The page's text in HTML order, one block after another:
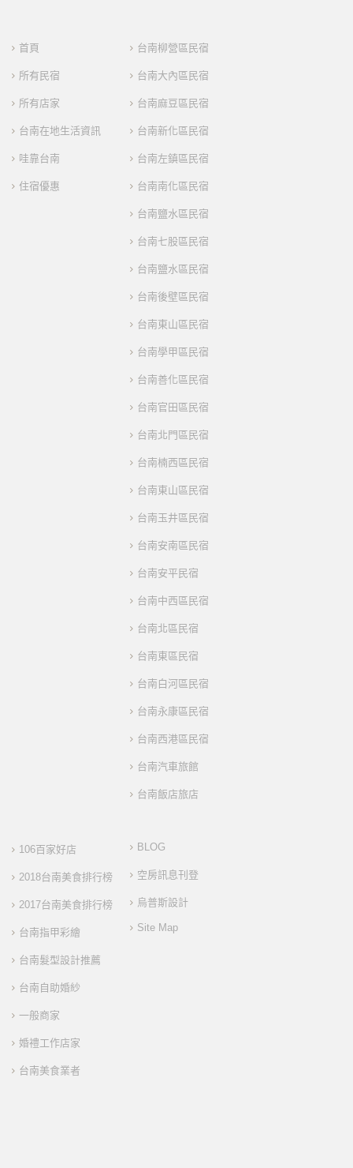
首頁
所有民宿
所有店家
台南在地生活資訊
哇靠台南
住宿優惠
台南柳營區民宿
台南大內區民宿
台南麻豆區民宿
台南新化區民宿
台南左鎮區民宿
台南南化區民宿
台南鹽水區民宿
台南七股區民宿
台南鹽水區民宿
台南後壁區民宿
台南東山區民宿
台南學甲區民宿
台南善化區民宿
台南官田區民宿
台南北門區民宿
台南楠西區民宿
台南東山區民宿
台南玉井區民宿
台南安南區民宿
台南安平民宿
台南中西區民宿
台南北區民宿
台南東區民宿
台南白河區民宿
台南永康區民宿
台南西港區民宿
台南汽車旅館
台南飯店旅店
106百家好店
2018台南美食排行榜
2017台南美食排行榜
台南指甲彩繪
台南髮型設計推薦
台南自助婚紗
一般商家
婚禮工作店家
台南美食業者
BLOG
空房訊息刊登
烏普斯設計
Site Map